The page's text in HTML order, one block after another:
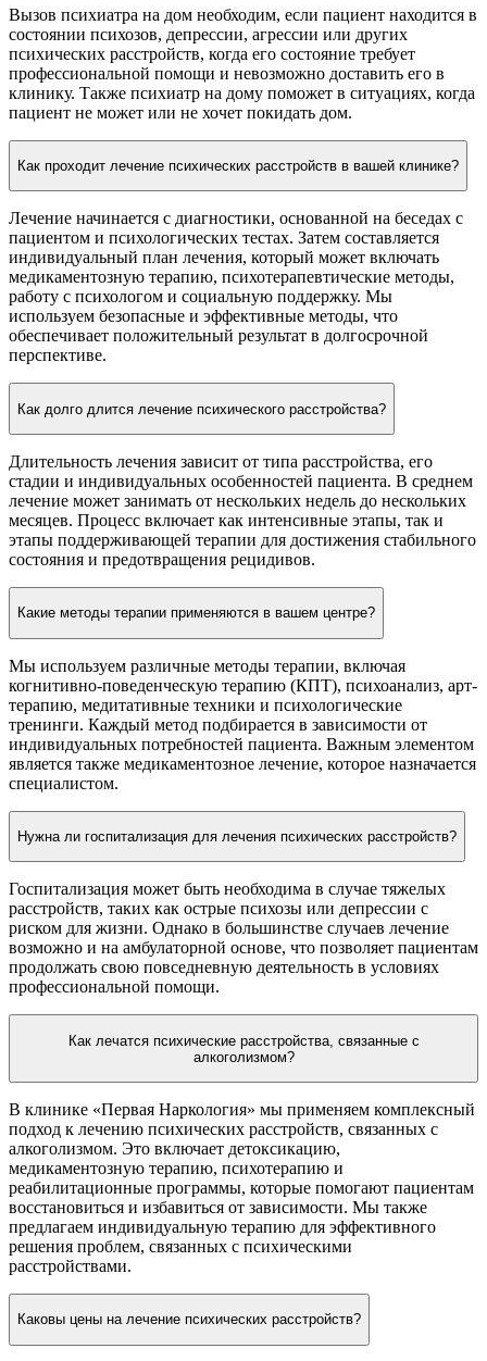
Вызов психиатра на дом необходим, если пациент находится в
состоянии психозов, депрессии, агрессии или других
психических расстройств, когда его состояние требует
профессиональной помощи и невозможно доставить его в
клинику. Также психиатр на дому поможет в ситуациях, когда
пациент не может или не хочет покидать дом.
Как проходит лечение психических расстройств в вашей клинике?
Лечение начинается с диагностики, основанной на беседах с
пациентом и психологических тестах. Затем составляется
индивидуальный план лечения, который может включать
медикаментозную терапию, психотерапевтические методы,
работу с психологом и социальную поддержку. Мы
используем безопасные и эффективные методы, что
обеспечивает положительный результат в долгосрочной
перспективе.
Как долго длится лечение психического расстройства?
Длительность лечения зависит от типа расстройства, его
стадии и индивидуальных особенностей пациента. В среднем
лечение может занимать от нескольких недель до нескольких
месяцев. Процесс включает как интенсивные этапы, так и
этапы поддерживающей терапии для достижения стабильного
состояния и предотвращения рецидивов.
Какие методы терапии применяются в вашем центре?
Мы используем различные методы терапии, включая
когнитивно-поведенческую терапию (КПТ), психоанализ, арт-
терапию, медитативные техники и психологические
тренинги. Каждый метод подбирается в зависимости от
индивидуальных потребностей пациента. Важным элементом
является также медикаментозное лечение, которое назначается
специалистом.
Нужна ли госпитализация для лечения психических расстройств?
Госпитализация может быть необходима в случае тяжелых
расстройств, таких как острые психозы или депрессии с
риском для жизни. Однако в большинстве случаев лечение
возможно и на амбулаторной основе, что позволяет пациентам
продолжать свою повседневную деятельность в условиях
профессиональной помощи.
Как лечатся психические расстройства, связанные с
алкоголизмом?
В клинике «Первая Наркология» мы применяем комплексный
подход к лечению психических расстройств, связанных с
алкоголизмом. Это включает детоксикацию,
медикаментозную терапию, психотерапию и
реабилитационные программы, которые помогают пациентам
восстановиться и избавиться от зависимости. Мы также
предлагаем индивидуальную терапию для эффективного
решения проблем, связанных с психическими
расстройствами.
Каковы цены на лечение психических расстройств?